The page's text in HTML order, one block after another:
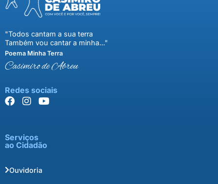
"Todos cantam a sua terra
Também vou cantar a minha..."
Poema Minha Terra
Casimiro de Abreu
Redes sociais
Serviços
ao Cidadão
Ouvidoria